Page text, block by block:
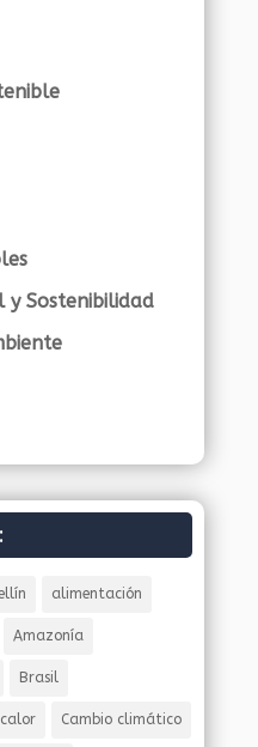
y Sostenibilidad
alimentación
Amazonía
Brasil
calor Cambio climático